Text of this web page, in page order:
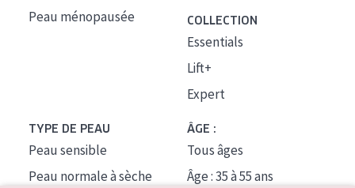
Peau ménopausée
COLLECTION
Essentials
Lift+
Expert
TYPE DE PEAU
Peau sensible
Peau normale à sèche
ÂGE :
Tous âges
Âge : 35 à 55 ans